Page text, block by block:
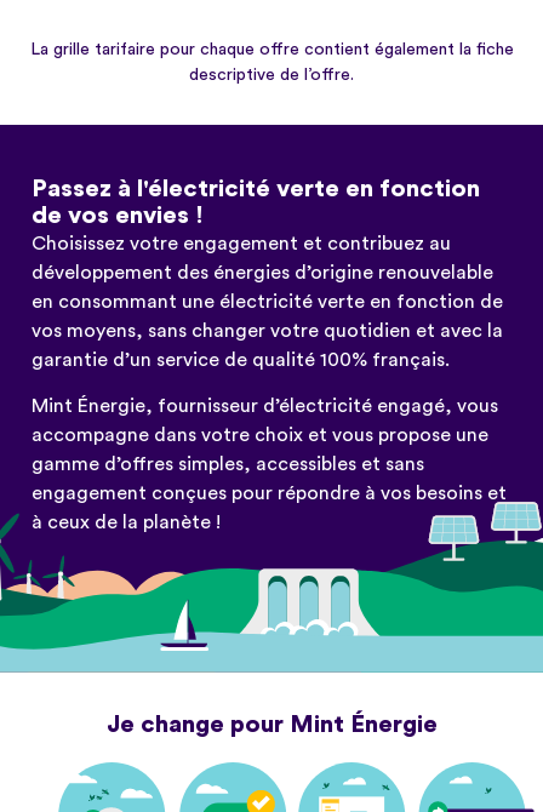
La grille tarifaire pour chaque offre contient également la fiche
descriptive de l’offre.
Passez à l'électricité verte en fonction
de vos envies !
Choisissez votre engagement et contribuez au
développement des énergies d’origine renouvelable
en consommant une électricité verte en fonction de
vos moyens, sans changer votre quotidien et avec la
garantie d’un service de qualité 100% français.
Mint Énergie, fournisseur d’électricité engagé, vous
accompagne dans votre choix et vous propose une
gamme d’offres simples, accessibles et sans
engagement conçues pour répondre à vos besoins et
à ceux de la planète !
Je change pour Mint Énergie